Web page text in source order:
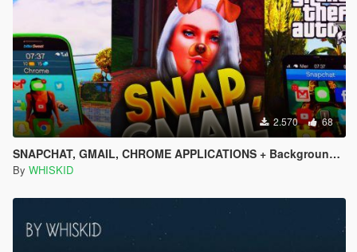
2.570 68
SNAPCHAT, GMAIL, CHROME APPLICATIONS + Backgrounds + Icons (All languages)
By WHISKID